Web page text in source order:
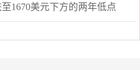
1670美元下方的两年低点